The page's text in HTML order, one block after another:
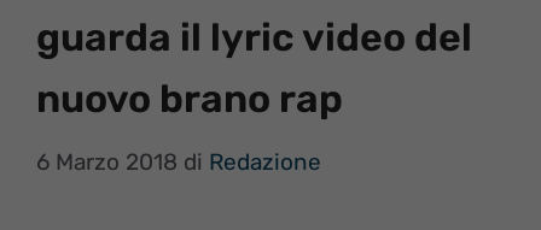
guarda il lyric video del
nuovo brano rap
6 Marzo 2018 di Redazione